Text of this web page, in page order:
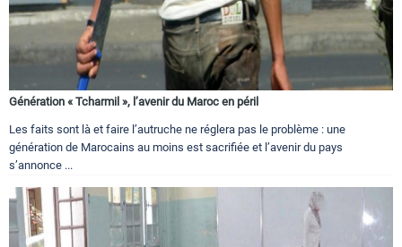
Génération « Tcharmil », l’avenir du Maroc en péril
Les faits sont là et faire l’autruche ne réglera pas le problème : une
génération de Marocains au moins est sacrifiée et l’avenir du pays
s’annonce ...